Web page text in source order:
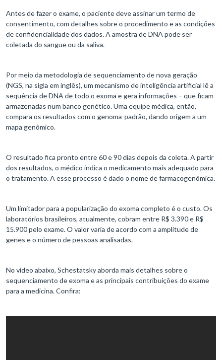
Antes de fazer o exame, o paciente deve assinar um termo de
consentimento, com detalhes sobre o procedimento e as condições
de confidencialidade dos dados. A amostra de DNA pode ser
coletada do sangue ou da saliva.
Por meio da metodologia de sequenciamento de nova geração
(NGS, na sigla em inglês), um mecanismo de inteligência artificial lê a
sequência de DNA de todo o exoma e gera informações – que ficam
armazenadas num banco genético. Uma equipe médica, então,
compara os resultados com o genoma-padrão, dando origem a um
mapa genômico.
O resultado fica pronto entre 60 e 90 dias depois da coleta. A partir
dos resultados, o médico indica o medicamento mais adequado para
o tratamento. A esse processo é dado o nome de farmacogenômica.
Um limitador para a popularização do exoma completo é o custo. Os
laboratórios brasileiros, atualmente, cobram entre R$ 3.390 e R$
15.900 pelo exame. O valor varia de acordo com a amplitude de
genes e o número de pessoas analisadas.
No vídeo abaixo, Schestatsky aborda mais detalhes sobre o
sequenciamento de exoma e as principais contribuições do exame
para a medicina. Confira: